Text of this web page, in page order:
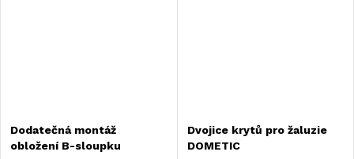
Dodatečná montáž
obložení B-sloupku
Dvojice krytů pro žaluzie
DOMETIC